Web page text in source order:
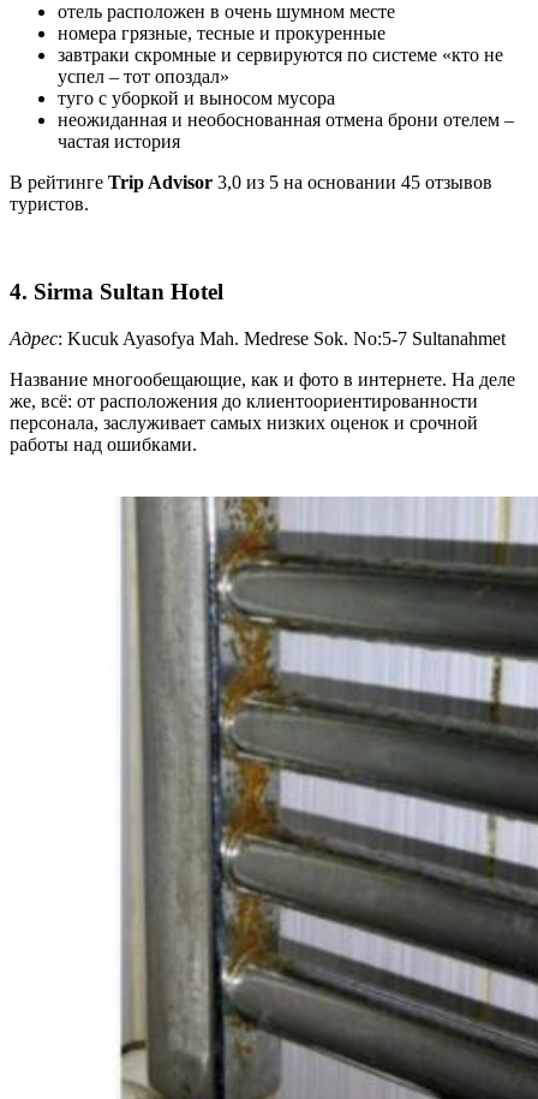
отель расположен в очень шумном месте
номера грязные, тесные и прокуренные
завтраки скромные и сервируются по системе «кто не
успел – тот опоздал»
туго с уборкой и выносом мусора
неожиданная и необоснованная отмена брони отелем –
частая история
В рейтинге Trip Advisor 3,0 из 5 на основании 45 отзывов
туристов.
4. Sirma Sultan Hotel
Адрес: Kucuk Ayasofya Mah. Medrese Sok. No:5-7 Sultanahmet
Название многообещающие, как и фото в интернете. На деле
же, всё: от расположения до клиентоориентированности
персонала, заслуживает самых низких оценок и срочной
работы над ошибками.